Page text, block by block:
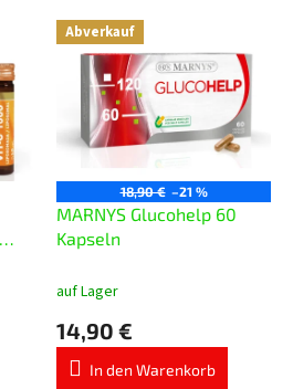
Abverkauf
18,90 € –21 %
MARNYS Glucohelp 60
Kapseln
auf Lager
14,90 €
In den Warenkorb